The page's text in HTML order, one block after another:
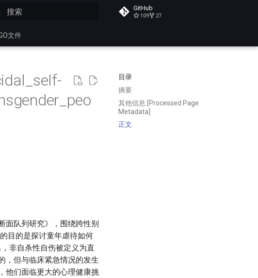
GitHub
109 27
文件
目录
摘要
其他信息 [Processed Page
Metadata]
正文
面队列研究》，围绕跨性别
目的是探讨童年虐待如何
非自杀性自伤被定义为直
，但与临床紧急情况的发生
他们面临更大的心理健康挑